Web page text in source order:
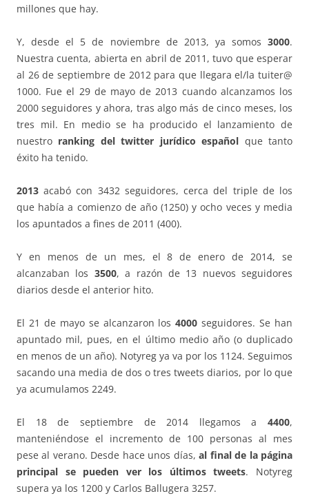
millones que hay.
Y, desde el 5 de noviembre de 2013, ya somos 3000.
Nuestra cuenta, abierta en abril de 2011, tuvo que esperar
al 26 de septiembre de 2012 para que llegara el/la tuiter@
1000. Fue el 29 de mayo de 2013 cuando alcanzamos los
2000 seguidores y ahora, tras algo más de cinco meses, los
tres mil. En medio se ha producido el lanzamiento de
nuestro ranking del twitter jurídico español que tanto
éxito ha tenido.
2013 acabó con 3432 seguidores, cerca del triple de los
que había a comienzo de año (1250) y ocho veces y media
los apuntados a fines de 2011 (400).
Y en menos de un mes, el 8 de enero de 2014, se
alcanzaban los 3500, a razón de 13 nuevos seguidores
diarios desde el anterior hito.
El 21 de mayo se alcanzaron los4000 seguidores. Se han
apuntado mil, pues, en el último medio año (o duplicado
en menos de un año). Notyreg ya va por los 1124. Seguimos
sacando una media de dos o tres tweets diarios, por lo que
ya acumulamos 2249.
El 18 de septiembre de 2014 llegamos a 4400,
manteniéndose el incremento de 100 personas al mes
pese al verano. Desde hace unos días,al final de la página
principal se pueden ver los últimos tweets. Notyreg
supera ya los 1200 y Carlos Ballugera 3257.